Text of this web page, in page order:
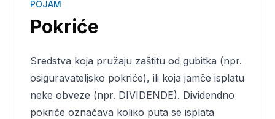
POJAM
Pokriće
Sredstva koja pružaju zaštitu od gubitka (npr.
osiguravateljsko pokriće), ili koja jamče isplatu
neke obveze (npr. DIVIDENDE). Dividendno
pokriće označava koliko puta se isplata